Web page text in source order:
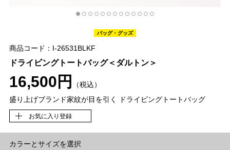
バッグ・グッズ
商品コード：I-26531BLKF
ドライビングトートバッグ＜ダルトン＞
16,500円
（税込）
盛り上げブランド家紋が目を引く ドライビングトートバッグ
お気に入り登録
カラーとサイズを選択